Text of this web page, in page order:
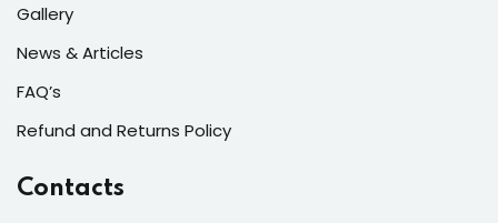
Gallery
News & Articles
FAQ’s
Refund and Returns Policy
Contacts